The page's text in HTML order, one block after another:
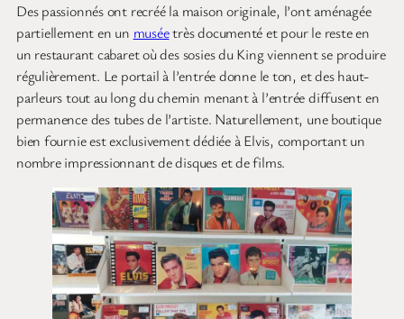
Des passionnés ont recréé la maison originale, l’ont aménagée
partiellement en un muséetrès documenté et pour le reste en
un restaurant cabaret où des sosies du King viennent se produire
régulièrement. Le portail à l’entrée donne le ton, et des haut-
parleurs tout au long du chemin menant à l’entrée diffusent en
permanence des tubes de l’artiste. Naturellement, une boutique
bien fournie est exclusivement dédiée à Elvis, comportant un
nombre impressionnant de disques et de films.